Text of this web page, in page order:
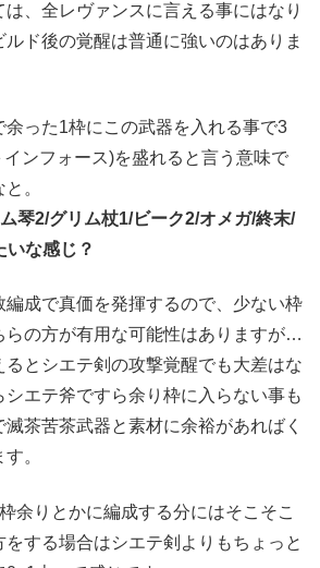
は、全レヴァンスに言える事にはなり
ルド後の覚醒は普通に強いのはありま
余った1枠にこの武器を入れる事で3
ンフォース)を盛れると言う意味で
。
琴2/グリム杖1/ビーク2/オメガ/終末/
いな感じ？
編成で真価を発揮するので、少ない枠
らの方が有用な可能性はありますが…
とシエテ剣の攻撃覚醒でも大差はな
エテ斧ですら余り枠に入らない事も
茶苦茶武器と素材に余裕があればく
。
余りとかに編成する分にはそこそこ
する場合はシエテ剣よりもちょっと